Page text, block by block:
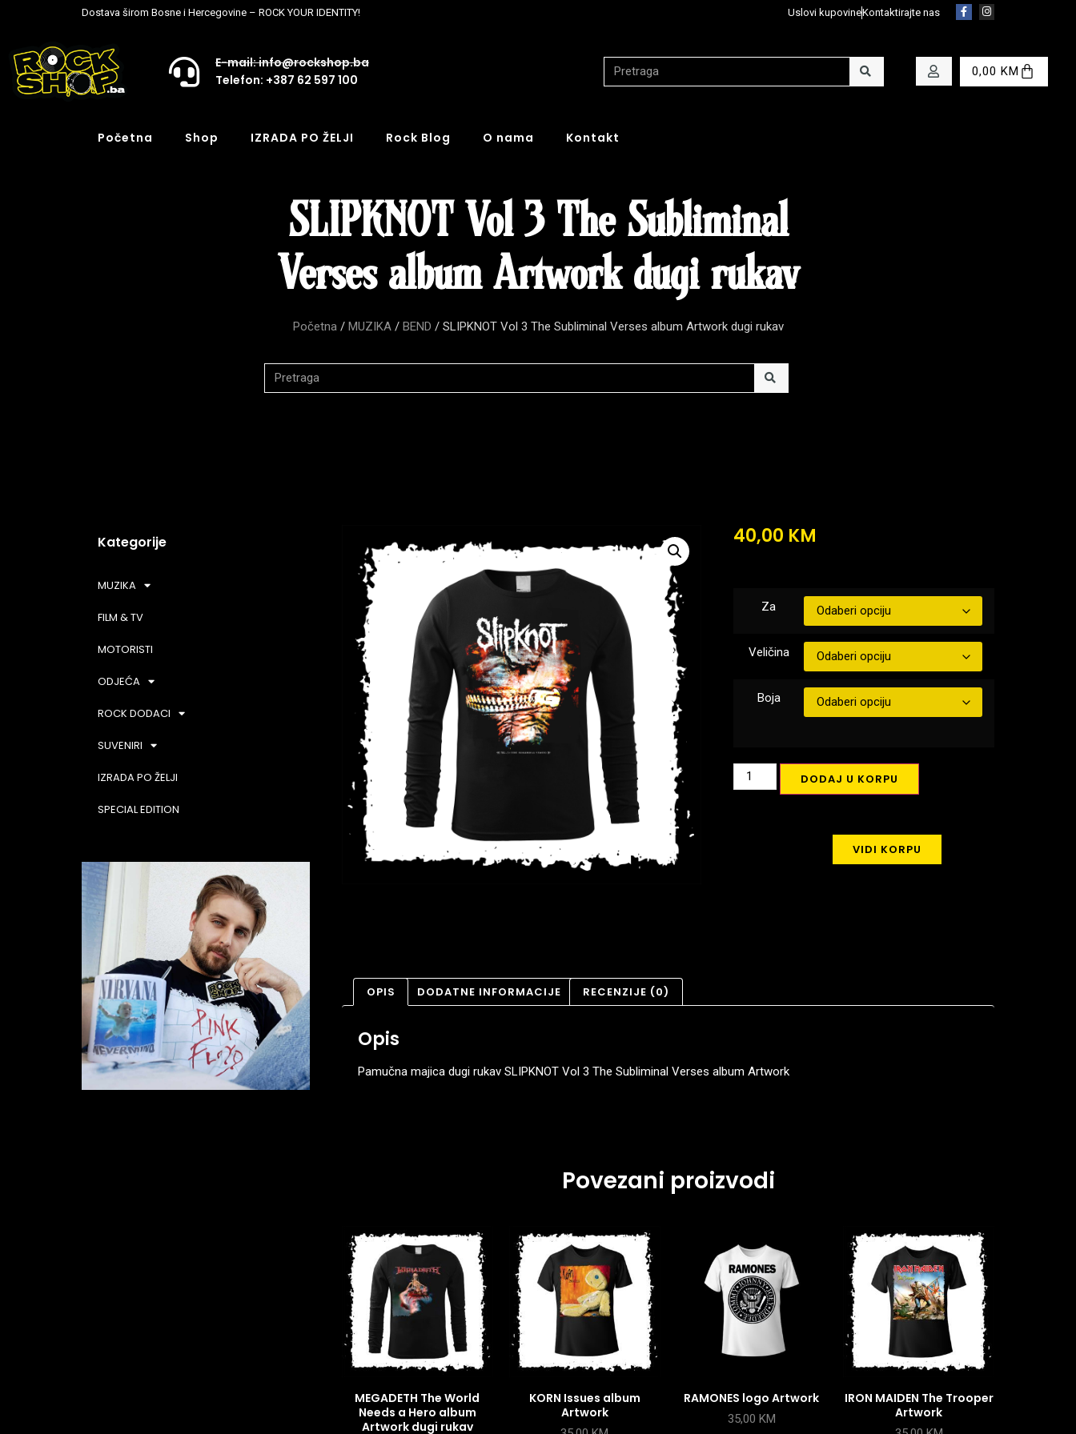
Dostava širom Bosne i Hercegovine – ROCK YOUR IDENTITY! Uslovi kupovineKontaktirajte nas
E-mail: info@rockshop.ba
Telefon: +387 62 597 100
0,00 KM
Početna Shop IZRADA PO ŽELJI Rock Blog O nama Kontakt
SLIPKNOT Vol 3 The Subliminal
Verses album Artwork dugi rukav
Početna / MUZIKA/ BEND / SLIPKNOT Vol 3 The Subliminal Verses album Artwork dugi rukav
Kategorije
MUZIKA
FILM & TV
MOTORISTI
ODJEĆA
ROCK DODACI
SUVENIRI
IZRADA PO ŽELJI
SPECIAL EDITION
40,00 KM
Za
Veličina
Boja
DODAJ U KORPU
VIDI KORPU
OPIS DODATNE INFORMACIJE RECENZIJE (0)
Opis
Pamučna majica dugi rukav SLIPKNOT Vol 3 The Subliminal Verses album Artwork
Povezani proizvodi
MEGADETH The World
Needs a Hero album
Artwork dugi rukav
KORN Issues album
Artwork
RAMONES logo Artwork
35,00 KM
IRON MAIDEN The Trooper
Artwork